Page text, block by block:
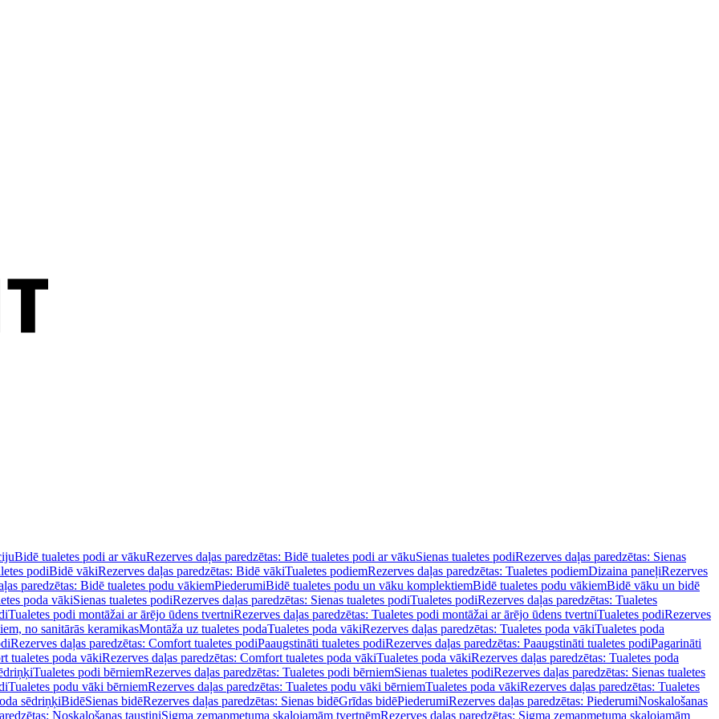
Bidē tualetes podi ar vākuRezerves daļas paredzētas: Bidē tualetes podi ar vākuSienas tualetes podiRezerves daļas paredzētas: Sienas
podiBidē vākiRezerves daļas paredzētas: Bidē vākiTualetes podiemRezerves daļas paredzētas: Tualetes podiemDizaina paneļiRezerves
paredzētas: Bidē tualetes podu vākiemPiederumiBidē tualetes podu un vāku komplektiemBidē tualetes podu vākiemBidē vāku un bidē
poda vākiSienas tualetes podiRezerves daļas paredzētas: Sienas tualetes podiTualetes podiRezerves daļas paredzētas: Tualetes
Tualetes podi montāžai ar ārējo ūdens tvertniRezerves daļas paredzētas: Tualetes podi montāžai ar ārējo ūdens tvertniTualetes podiRezerves
no sanitārās keramikasMontāža uz tualetes podaTualetes poda vākiRezerves daļas paredzētas: Tualetes poda vākiTualetes poda
Rezerves daļas paredzētas: Comfort tualetes podiPaaugstināti tualetes podiRezerves daļas paredzētas: Paaugstināti tualetes podiPagarināti
tualetes poda vākiRezerves daļas paredzētas: Comfort tualetes poda vākiTualetes poda vākiRezerves daļas paredzētas: Tualetes poda
Tualetes podi bērniemRezerves daļas paredzētas: Tualetes podi bērniemSienas tualetes podiRezerves daļas paredzētas: Sienas tualetes
Tualetes podu vāki bērniemRezerves daļas paredzētas: Tualetes podu vāki bērniemTualetes poda vākiRezerves daļas paredzētas: Tualetes
sēdriņķiBidēSienas bidēRezerves daļas paredzētas: Sienas bidēGrīdas bidēPiederumiRezerves daļas paredzētas: PiederumiNoskalošanas
Noskalošanas taustiņiSigma zemapmetuma skalojamām tvertnēmRezerves daļas paredzētas: Sigma zemapmetuma skalojamām